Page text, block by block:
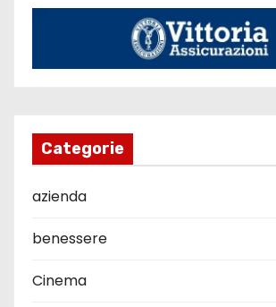
Categorie
azienda
benessere
Cinema